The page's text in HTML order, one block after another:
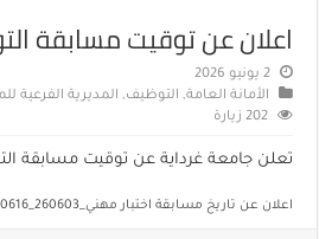
اعلان عن توقيت مسابقة
2 يونيو 2026
الأمانة العامة, التوظيف, المديرية الفرعية
202 زيارة
تعلن جامعة غرداية عن توقيت مسابقة
اعلان عن تاريخ مسابقة اختبار مهني_260603_000616